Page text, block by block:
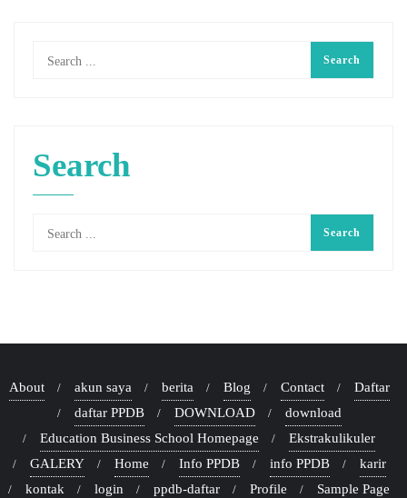
Search
About akun saya berita Blog Contact
Daftar
daftar PPDB
DOWNLOAD
download
Education Business School Homepage
Ekstrakulikuler
GALERY
Home Info PPDB info PPDB
karir
kontak
login ppdb-daftar Profile Sample Page